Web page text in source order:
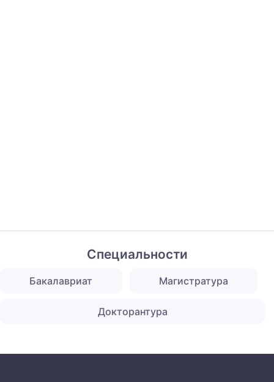
Специальности
Бакалавриат Магистратура
Докторантура